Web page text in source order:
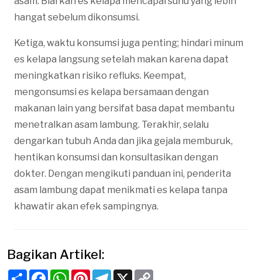
hangat sebelum dikonsumsi.
Ketiga, waktu konsumsi juga penting; hindari minum
es kelapa langsung setelah makan karena dapat
meningkatkan risiko refluks. Keempat,
mengonsumsi es kelapa bersamaan dengan
makanan lain yang bersifat basa dapat membantu
menetralkan asam lambung. Terakhir, selalu
dengarkan tubuh Anda dan jika gejala memburuk,
hentikan konsumsi dan konsultasikan dengan
dokter. Dengan mengikuti panduan ini, penderita
asam lambung dapat menikmati es kelapa tanpa
khawatir akan efek sampingnya.
Bagikan Artikel:
ShareFacebookWhatsApp
PinterestTelegram
X